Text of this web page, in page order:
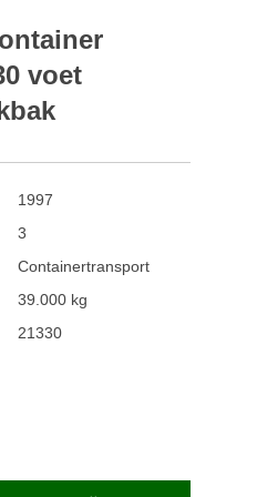
voet
1997
3
Containertransport
39.000 kg
21330